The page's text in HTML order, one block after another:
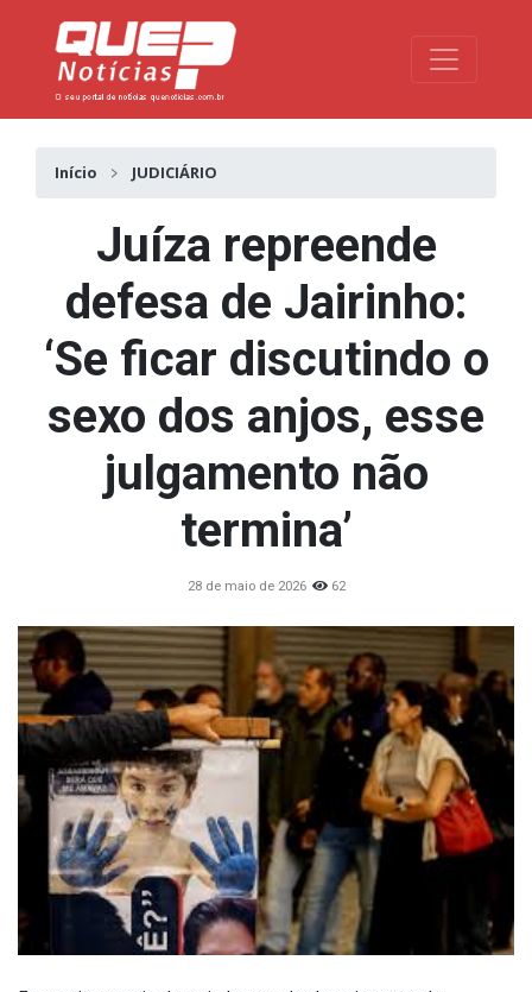
Toggle
Início JUDICIÁRIO
Juíza repreende
defesa de Jairinho:
‘Se ficar discutindo o
sexo dos anjos, esse
julgamento não
termina’
28 de maio de 2026 62